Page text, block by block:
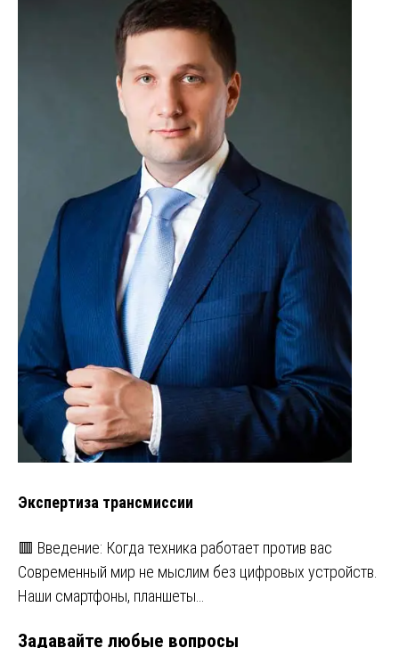
Экспертиза трансмиссии
🟥 Введение: Когда техника работает против вас
Современный мир не мыслим без цифровых устройств.
Наши смартфоны, планшеты…
Задавайте любые вопросы